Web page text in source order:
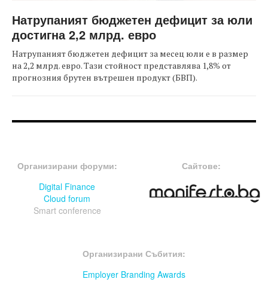
Натрупаният бюджетен дефицит за юли
достигна 2,2 млрд. евро
Натрупаният бюджетен дефицит за месец юли е в размер
на 2,2 млрд. евро. Тази стойност представлява 1,8% от
прогнозния брутен вътрешен продукт (БВП).
Организирани форуми:
Digital Finance
Cloud forum
Smart conference
Сайтове:
Организирани Събития:
Employer Branding Awards